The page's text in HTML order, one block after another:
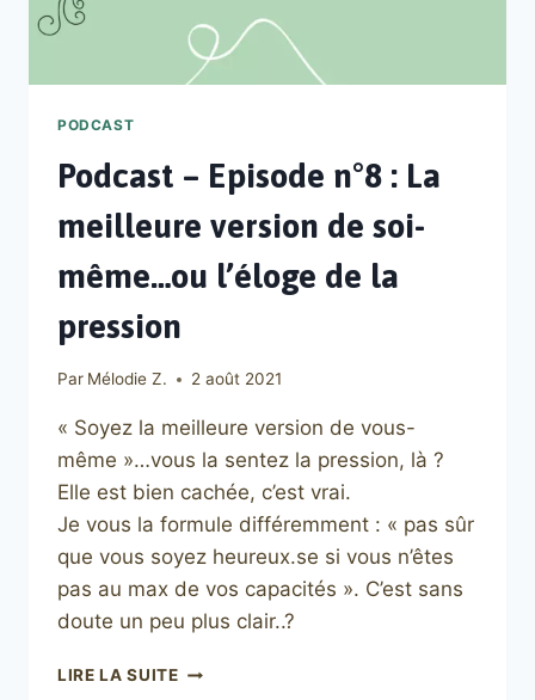
PODCAST
Podcast – Episode n°8 : La
meilleure version de soi-
même…ou l’éloge de la
pression
Par Mélodie Z. 2 août 2021
« Soyez la meilleure version de vous-
même »…vous la sentez la pression, là ?
Elle est bien cachée, c’est vrai.
Je vous la formule différemment : « pas sûr
que vous soyez heureux.se si vous n’êtes
pas au max de vos capacités ». C’est sans
doute un peu plus clair..?
LIRE LA SUITEPODCAST